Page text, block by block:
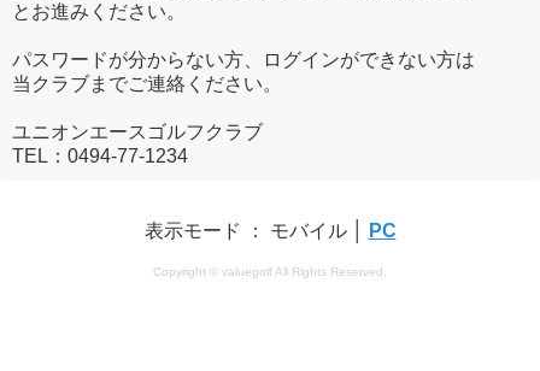
とお進みください。
パスワードが分からない方、ログインができない方は
当クラブまでご連絡ください。
ユニオンエースゴルフクラブ
TEL：0494-77-1234
表示モード ： モバイル │ PC
Copyright © valuegolf All Rights Reserved.